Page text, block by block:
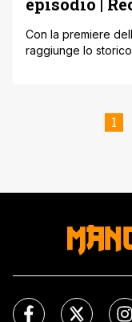
Con la premiere
raggiunge lo
firmato Robert
stagione, il cui
1